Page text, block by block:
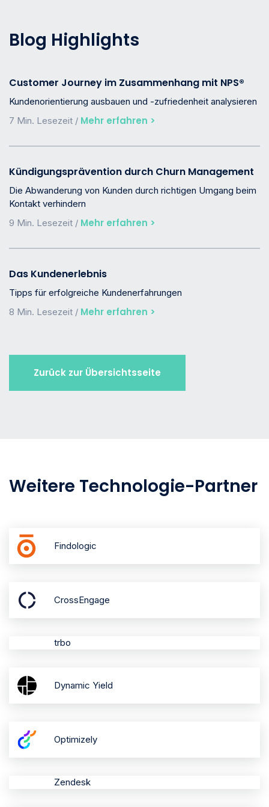
Blog Highlights
Customer Journey im Zusammenhang mit NPS®
Kundenorientierung ausbauen und -zufriedenheit analysieren
7 Min. Lesezeit / Mehr erfahren >
Kündigungsprävention durch Churn Management
Die Abwanderung von Kunden durch richtigen Umgang beim
Kontakt verhindern
9 Min. Lesezeit / Mehr erfahren >
Das Kundenerlebnis
Tipps für erfolgreiche Kundenerfahrungen
8 Min. Lesezeit / Mehr erfahren >
Zurück zur Übersichtsseite
Weitere Technologie-Partner
Findologic
CrossEngage
trbo
Dynamic Yield
Optimizely
Zendesk